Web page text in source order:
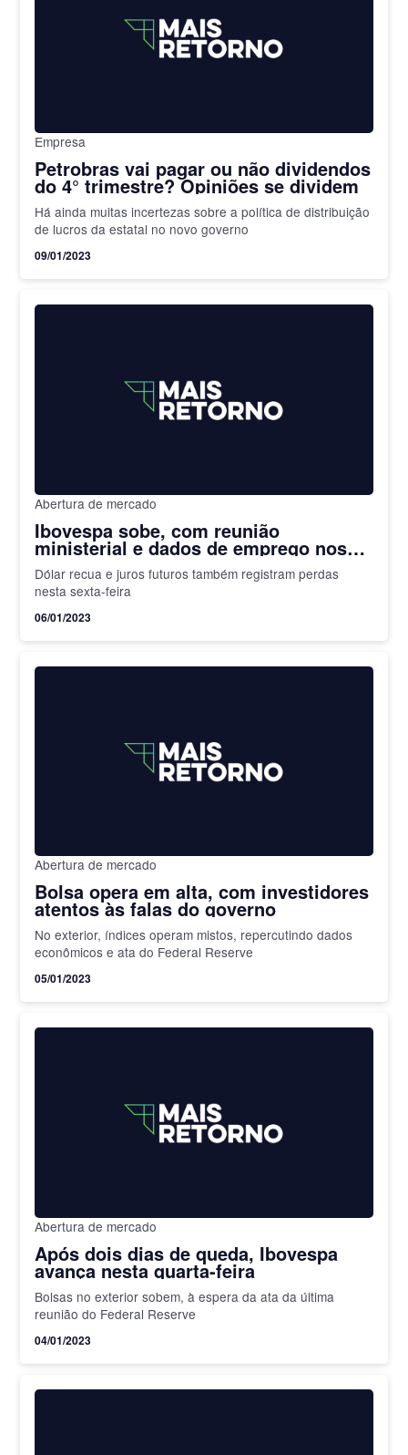
Empresa
Petrobras vai pagar ou não dividendos
do 4° trimestre? Opiniões se dividem
Há ainda muitas incertezas sobre a política de distribuição
de lucros da estatal no novo governo
09/01/2023
Abertura de mercado
Ibovespa sobe, com reunião
ministerial e dados de emprego nos
EUA
Dólar recua e juros futuros também registram perdas
nesta sexta-feira
06/01/2023
Abertura de mercado
Bolsa opera em alta, com investidores
atentos às falas do governo
No exterior, índices operam mistos, repercutindo dados
econômicos e ata do Federal Reserve
05/01/2023
Abertura de mercado
Após dois dias de queda, Ibovespa
avança nesta quarta-feira
Bolsas no exterior sobem, à espera da ata da última
reunião do Federal Reserve
04/01/2023